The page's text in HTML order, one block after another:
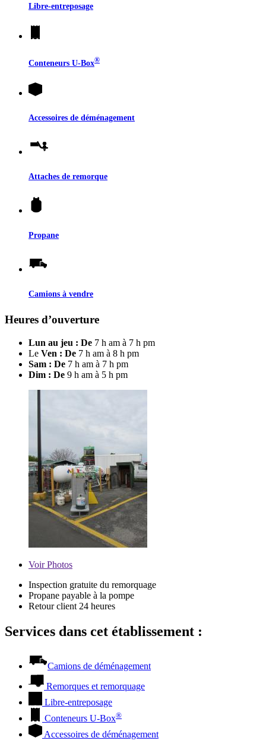
Libre-entreposage
Conteneurs U-Box®
Accessoires de déménagement
Attaches de remorque
Propane
Camions à vendre
Heures d’ouverture
Lun au jeu : De 7 h am à 7 h pm
Le Ven : De 7 h am à 8 h pm
Sam : De 7 h am à 7 h pm
Dim : De 9 h am à 5 h pm
VoirPhotos
Inspection gratuite du remorquage
Propane payable à la pompe
Retour client 24 heures
Services dans cet établissement :
Camions de déménagement
Remorques et remorquage
Libre-entreposage
Conteneurs U-Box®
Accessoires de déménagement